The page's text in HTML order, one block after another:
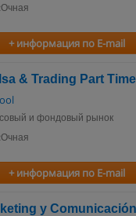
Очная
+ информация по E-mail
& Trading Part Time
и фондовый рынок
Очная
+ информация по E-mail
y